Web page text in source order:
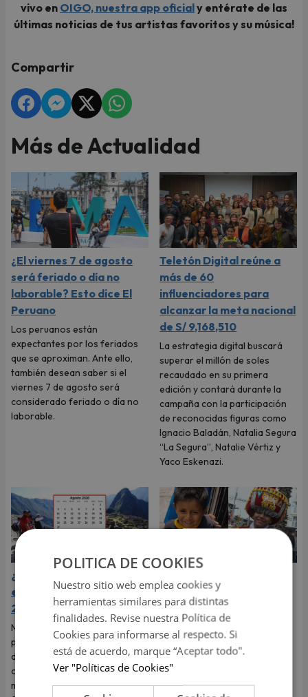
vivo en OIGO, nuestra app oficialy entérate de las
últimas noticias de tus artistas favoritos y su música!
Compartir
Más de Actualidad
¿El viernes 7 de agosto
será feriado o día no
laborable? Esto dice El
Peruano
Los peruanos están
expectantes por los feriados
que se aproximan. Ante ello,
también desean saber si el
viernes 7 de agosto será
considerado feriado o día no
laborable.
Teletón Digital reúne a
más de 60
influenciadores para
alcanzar la meta nacional
de S/ 9,168,510
La estrategia digital buscará
superar el millón de soles
recaudado en su primera
edición y contará durante la
campaña con la participación
de reconocidas figuras como
Ignacio Baladán, Natalia Segura
“La Segura”, Natalie Vértiz y
Yaco Eskenazi.
¿Cuáles son los feriados
en Perú para agosto
2026?
Muchas personas están
pendientes de los próximos
días de descanso para
organizar planes y compartir
momentos especiales con sus
viral, reapareció en la
Parada Militar y dejó en
shock a todos por su
cambio físico
‘Tilín’ se hizo viral en todo el
mundo por un video de él
bailando a cambio de una
POLITICA DE COOKIES
Nuestro sitio web emplea cookies y
herramientas similares para distintas
finalidades. Revise nuestra Política de
Cookies para informarse al respecto. Si
está de acuerdo, marque “Aceptar todo".
Ver "Políticas de Cookies"